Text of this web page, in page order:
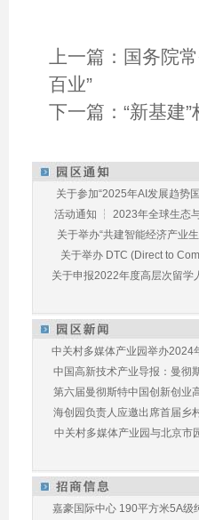
上一篇： 国务院
百业”
下一篇：“新基建
关于参加“2025年AI发展趋势
活动通知 ┆ 2023年全球生态
关于举办“共建智能经济产业
关于举办 DTC (Direct to
关于申报2022年度高层次留学
中关村多媒体产业园举办2024
中国高新技术产业导报：曼彻
第六届曼彻斯特中国创新创业
海创园负责人应邀出席首届乡
中关村多媒体产业园与北京市
嘉豪国际中心 190平方米5A级